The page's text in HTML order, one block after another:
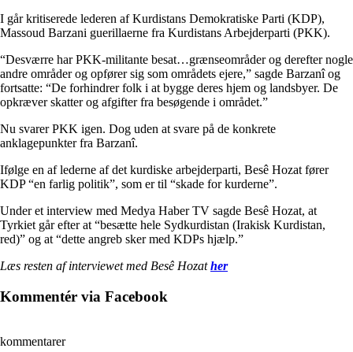
I går kritiserede lederen af Kurdistans Demokratiske Parti (KDP),
Massoud Barzani guerillaerne fra Kurdistans Arbejderparti (PKK).
“Desværre har PKK-militante besat…grænseområder og derefter nogle
andre områder og opfører sig som områdets ejere,” sagde Barzanî og
fortsatte: “De forhindrer folk i at bygge deres hjem og landsbyer. De
opkræver skatter og afgifter fra besøgende i området.”
Nu svarer PKK igen. Dog uden at svare på de konkrete
anklagepunkter fra Barzanî.
Ifølge en af lederne af det kurdiske arbejderparti, Besê Hozat fører
KDP “en farlig politik”, som er til “skade for kurderne”.
Under et interview med Medya Haber TV sagde Besê Hozat, at
Tyrkiet går efter at “besætte hele Sydkurdistan (Irakisk Kurdistan,
red)” og at “dette angreb sker med KDPs hjælp.”
Læs resten af interviewet med Besê Hozather
Kommentér via Facebook
kommentarer